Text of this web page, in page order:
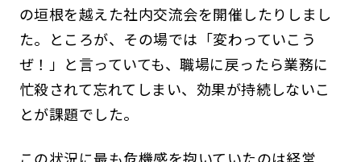
の垣根を越えた社内交流会を開催したりしまし
た。ところが、その場では「変わっていこう
ぜ！」と言っていても、職場に戻ったら業務に
忙殺されて忘れてしまい、効果が持続しないこ
とが課題でした。
この状況に最も危機感を抱いていたのは経営